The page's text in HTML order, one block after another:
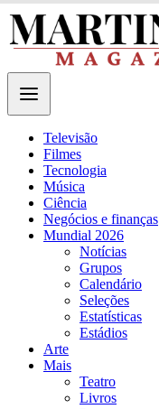
Televisão
Filmes
Tecnologia
Música
Ciência
Negócios e finanças
Mundial 2026
Notícias
Grupos
Calendário
Seleções
Estatísticas
Estádios
Arte
Mais
Teatro
Livros